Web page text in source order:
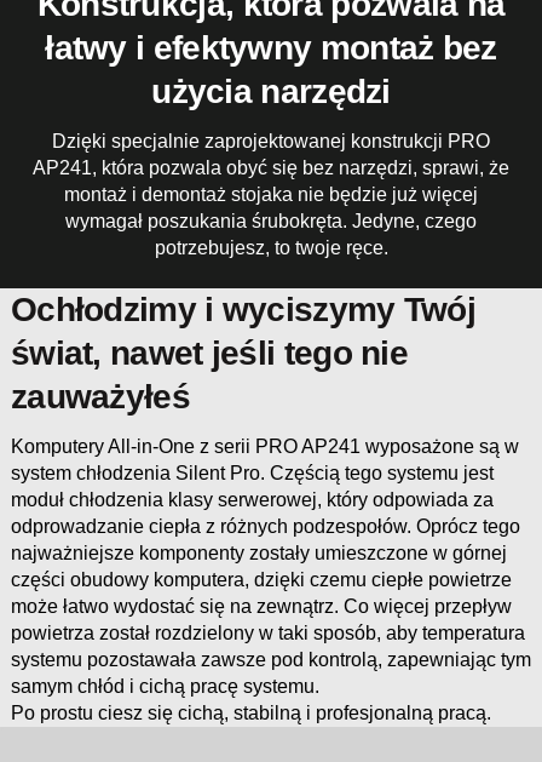
łatwy i efektywny montaż bez
użycia narzędzi
Dzięki specjalnie zaprojektowanej konstrukcji PRO
AP241, która pozwala obyć się bez narzędzi, sprawi, że
montaż i demontaż stojaka nie będzie już więcej
wymagał poszukania śrubokręta. Jedyne, czego
potrzebujesz, to twoje ręce.
Ochłodzimy i wyciszymy Twój
świat, nawet jeśli tego nie
zauważyłeś
Komputery All-in-One z serii PRO AP241 wyposażone są w
system chłodzenia Silent Pro. Częścią tego systemu jest
moduł chłodzenia klasy serwerowej, który odpowiada za
odprowadzanie ciepła z różnych podzespołów. Oprócz tego
najważniejsze komponenty zostały umieszczone w górnej
części obudowy komputera, dzięki czemu ciepłe powietrze
może łatwo wydostać się na zewnątrz. Co więcej przepływ
powietrza został rozdzielony w taki sposób, aby temperatura
systemu pozostawała zawsze pod kontrolą, zapewniając tym
samym chłód i cichą pracę systemu.
Po prostu ciesz się cichą, stabilną i profesjonalną pracą.